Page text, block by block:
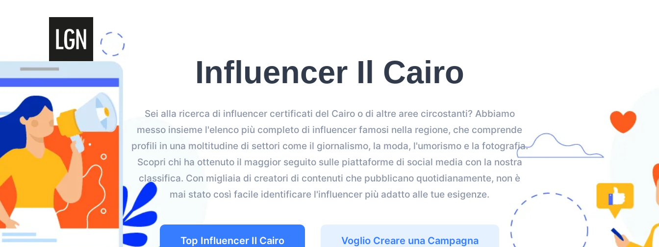
Influencer Il Cairo
Sei alla ricerca di influencer certificati del Cairo o di altre aree circostanti? Abbiamo
messo insieme l'elenco più completo di influencer famosi nella regione, che comprende
profili in una moltitudine di settori come il giornalismo, la moda, l'umorismo e la fotografia.
Scopri chi ha ottenuto il maggior seguito sulle piattaforme di social media con la nostra
classifica. Con migliaia di creatori di contenuti che pubblicano quotidianamente, non è
mai stato così facile identificare l'influencer più adatto alle tue esigenze.
Top Influencer Il Cairo Voglio Creare una Campagna